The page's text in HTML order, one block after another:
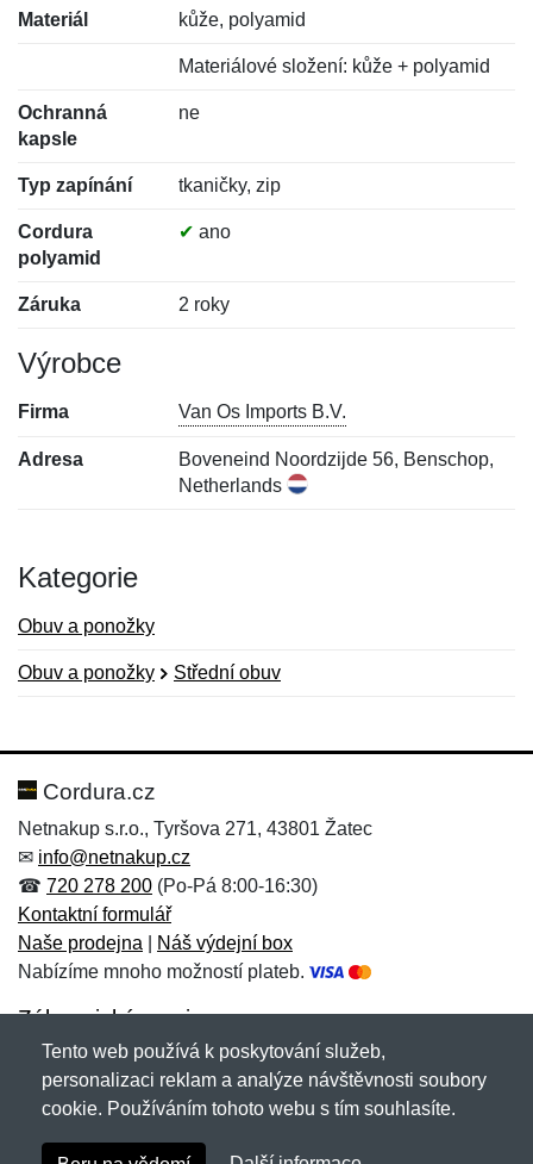
Materiál kůže, polyamid
Materiálové složení: kůže + polyamid
Ochranná
kapsle
ne
Typ zapínání tkaničky, zip
Cordura
polyamid
✔ ano
Záruka 2 roky
Výrobce
Firma Van Os Imports B.V.
Adresa
Boveneind Noordzijde 56, Benschop,
Netherlands
Kategorie
Obuv a ponožky
Obuv a ponožky Střední obuv
Hodnocení:
Jméno: *
Zpráva*
Jméno:
E-mail:*
Cordura.cz
Netnakup s.r.o., Tyršova 271, 43801 Žatec
✉ info@netnakup.cz
☎ 720 278 200 (Po-Pá 8:00-16:30)
Kontaktní formulář
Naše prodejna
Náš výdejní box
Nabízíme mnoho možností plateb.
Zákaznický servis
Novinky emailem
Copyright © 2007-2026 (19 let s vámi)Netnakup.cz
Tento web používá k poskytování služeb,
personalizaci reklam a analýze návštěvnosti soubory
cookie. Používáním tohoto webu s tím souhlasíte.